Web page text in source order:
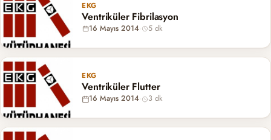
EKG
Ventriküler Fibrilasyon
16 Mayıs 2014· 5 dk
EKG
Ventriküler Flutter
16 Mayıs 2014· 3 dk